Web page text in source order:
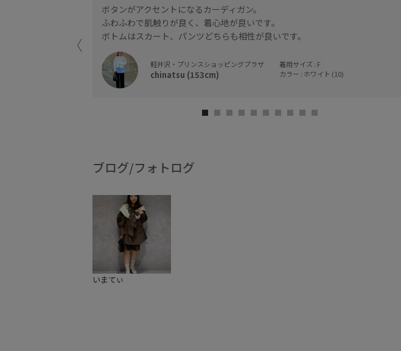
ボタンがアクセントになるカーディガン。
ふわふわで肌触りが良く、着心地が良いです。
ボトムはスカート、パンツどちらも相性が良いです。
軽井沢・プリンスショッピングプラザ
chinatsu (153cm)
着用サイズ : F
カラー : ホワイト (10)
ブログ/フォトログ
いまてぃ